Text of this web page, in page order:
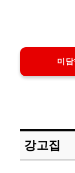
미
강고집